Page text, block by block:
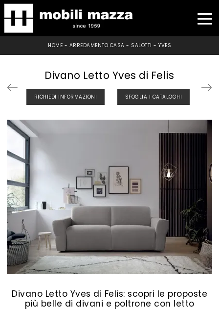
HOME - ARREDAMENTO CASA - SALOTTI - YVES
Divano Letto Yves di Felis
RICHIEDI INFORMAZIONI SFOGLIA I CATALOGHI
Divano Letto Yves di Felis: scopri le proposte
più belle di divani e poltrone con letto